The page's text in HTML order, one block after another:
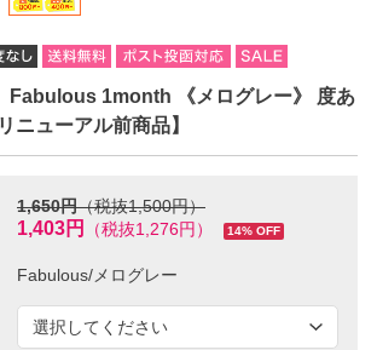
Fabulous 1month 《メログレー》 度あ
ニューアル前商品】
1,650円（税抜1,500円）
1,403円 （税抜1,276円） 14% OFF